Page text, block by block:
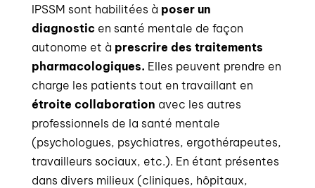
IPSSM sont habilitées à poser un
diagnostic en santé mentale de façon
autonome et à prescrire des traitements
pharmacologiques. Elles peuvent prendre en
charge les patients tout en travaillant en
étroite collaboration avec les autres
professionnels de la santé mentale
(psychologues, psychiatres, ergothérapeutes,
travailleurs sociaux, etc.). En étant présentes
dans divers milieux (cliniques, hôpitaux,